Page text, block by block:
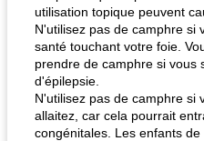
utilisation topique peuvent
N'utilisez pas de camphre si
santé touchant votre foie.
prendre de camphre si vous
d'épilepsie.
N'utilisez pas de camphre si
allaitez, car cela pourrait
congénitales. Les enfants